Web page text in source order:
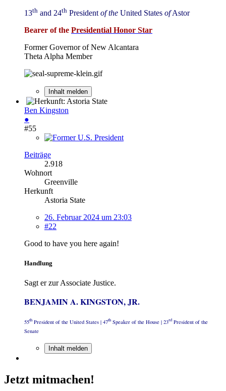
13th and 24th President of the United States ofAstor
Bearer of the Presidential Honor Star
Former Governor of New Alcantara
Theta Alpha Member
Inhalt melden
Ben Kingston
●
#55
Beiträge
2.918
Wohnort
Greenville
Herkunft
Astoria State
26. Februar 2024 um 23:03
#22
Good to have you here again!
Handlung
Sagt er zur Associate Justice.
BENJAMIN A. KINGSTON, JR.
55th President of the United States | 47th Speaker of the House | 23rd President of the
Senate
Inhalt melden
Jetzt mitmachen!